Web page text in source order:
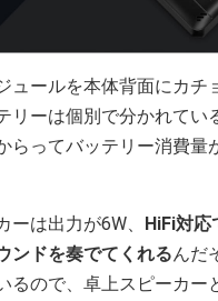
ュールを本体背面にカチ
リーは個別で分かれてい
らってバッテリー消費量
は出力が6W、 HiFi対応
ンドを奏でてくれるんだ
るので、卓上スピーカー